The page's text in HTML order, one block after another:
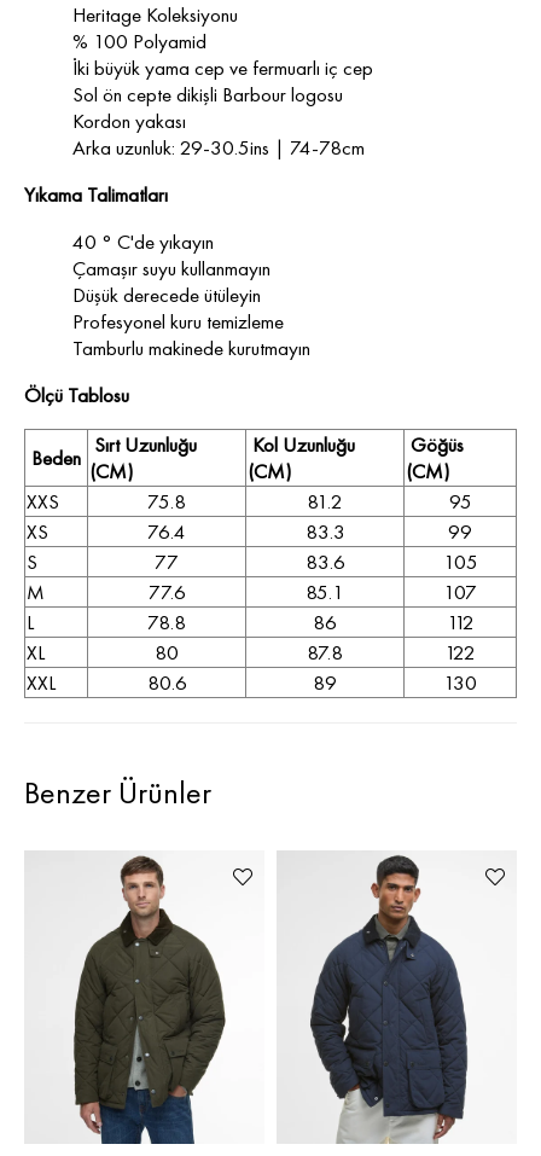
Heritage Koleksiyonu
% 100 Polyamid
İki büyük yama cep ve fermuarlı iç cep
Sol ön cepte dikişli Barbour logosu
Kordon yakası
Arka uzunluk: 29-30.5ins | 74-78cm
Yıkama Talimatları
40 ° C'de yıkayın
Çamaşır suyu kullanmayın
Düşük derecede ütüleyin
Profesyonel kuru temizleme
Tamburlu makinede kurutmayın
Ölçü Tablosu
Beden Sırt Uzunluğu
(CM)
Kol Uzunluğu
(CM)
Göğüs
(CM)
XXS
75.8 81.2
95
XS
76.4 83.3
99
S
77 83.6
105
M
77.6 85.1
107
L
78.8 86
112
XL
80 87.8
122
XXL
80.6 89 130
Benzer Ürünler